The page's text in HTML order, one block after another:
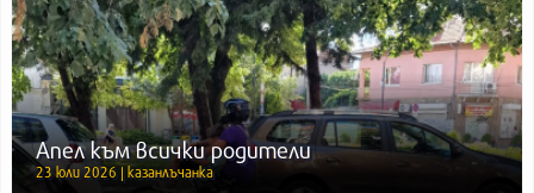
Апел към всички родители
23 юли 2026 | казанлъчанка